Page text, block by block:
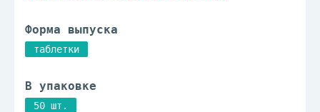
Форма выпуска
таблетки
В упаковке
50 шт.